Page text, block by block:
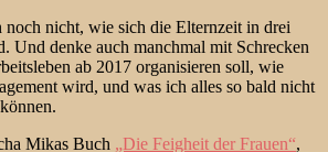
nicht, wie sich die Elternzeit in drei
Und denke auch manchmal mit Schrecken
ab 2017 organisieren soll, wie
wird, und was ich alles so bald nicht
Mikas Buch „Die Feigheit der Frauen“,